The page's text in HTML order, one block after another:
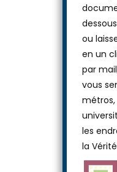
ou
en un
par
vous
métros,
les
la